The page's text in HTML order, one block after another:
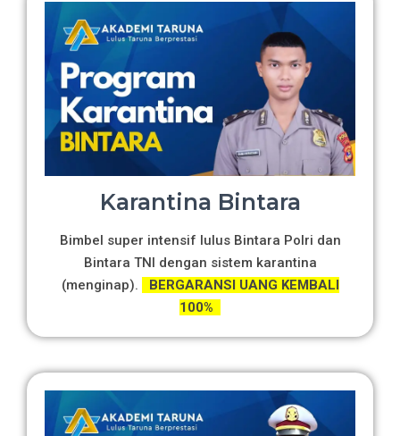
Karantina Bintara
Bimbel super intensif lulus Bintara Polri dan
Bintara TNI dengan sistem karantina
(menginap).
BERGARANSI UANG KEMBALI
100%